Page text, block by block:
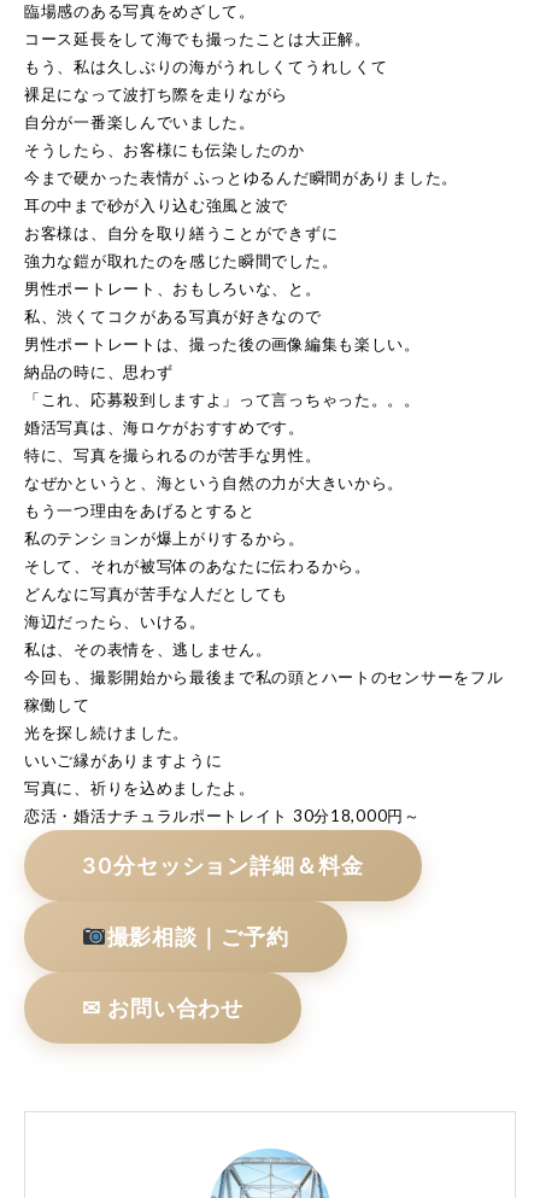
臨場感のある写真をめざして。
コース延長をして海でも撮ったことは大正解。
もう、私は久しぶりの海がうれしくてうれしくて
裸足になって波打ち際を走りながら
自分が一番楽しんでいました。
そうしたら、お客様にも伝染したのか
今まで硬かった表情が ふっとゆるんだ瞬間がありました。
耳の中まで砂が入り込む強風と波で
お客様は、自分を取り繕うことができずに
強力な鎧が取れたのを感じた瞬間でした。
男性ポートレート、おもしろいな、と。
私、渋くてコクがある写真が好きなので
男性ポートレートは、撮った後の画像編集も楽しい。
納品の時に、思わず
「これ、応募殺到しますよ」って言っちゃった。。。
婚活写真は、海ロケがおすすめです。
特に、写真を撮られるのが苦手な男性。
なぜかというと、海という自然の力が大きいから。
もう一つ理由をあげるとすると
私のテンションが爆上がりするから。
そして、それが被写体のあなたに伝わるから。
どんなに写真が苦手な人だとしても
海辺だったら、いける。
私は、その表情を、逃しません。
今回も、撮影開始から最後まで私の頭とハートのセンサーをフル
稼働して
光を探し続けました。
いいご縁がありますように
写真に、祈りを込めましたよ。
恋活・婚活ナチュラルポートレイト 30分18,000円～
30分セッション詳細＆料金
撮影相談｜ご予約
✉ お問い合わせ